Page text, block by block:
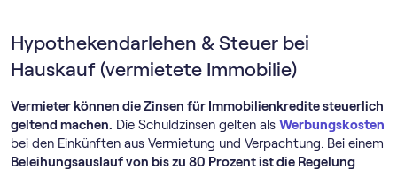
Hypothekendarlehen & Steuer bei
Hauskauf (vermietete Immobilie)
Vermieter können die Zinsen für Immobilienkredite steuerlich
geltend machen. Die Schuldzinsen gelten als Werbungskosten
bei den Einkünften aus Vermietung und Verpachtung. Bei einem
Beleihungsauslauf von bis zu 80 Prozent ist die Regelung